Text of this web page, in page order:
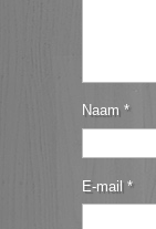
Naam *
E-mail *